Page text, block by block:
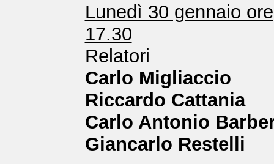
Lunedì 30 gennaio ore
17.30
Relatori
Carlo Migliaccio
Riccardo Cattania
Carlo Antonio
Giancarlo Restelli